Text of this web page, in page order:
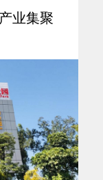
业集聚